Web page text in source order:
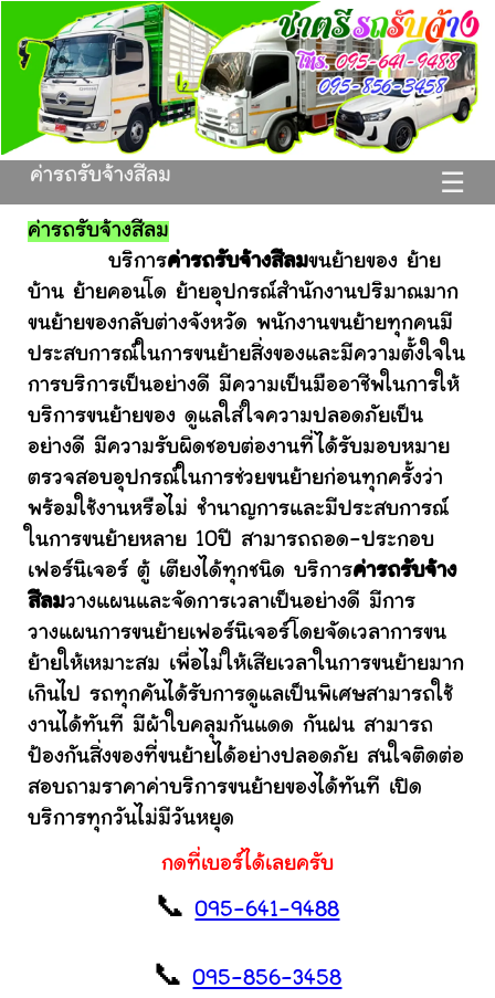
☰
ค่ารถรับจ้างสีลม
ค่ารถรับจ้างสีลม
บริการค่ารถรับจ้างสีลมขนย้ายของ ย้าย
บ้าน ย้ายคอนโด ย้ายอุปกรณ์สำนักงานปริมาณมาก
ขนย้ายของกลับต่างจังหวัด พนักงานขนย้ายทุกคนมี
ประสบการณ์ในการขนย้ายสิ่งของและมีความตั้งใจใน
การบริการเป็นอย่างดี มีความเป็นมืออาชีพในการให้
บริการขนย้ายของ ดูแลใส่ใจความปลอดภัยเป็น
อย่างดี มีความรับผิดชอบต่องานที่ได้รับมอบหมาย
ตรวจสอบอุปกรณ์ในการช่วยขนย้ายก่อนทุกครั้งว่า
พร้อมใช้งานหรือไม่ ชำนาญการและมีประสบการณ์
ในการขนย้ายหลาย 10ปี สามารถถอด-ประกอบ
เฟอร์นิเจอร์ ตู้ เตียงได้ทุกชนิด บริการค่ารถรับจ้าง
สีลมวางแผนและจัดการเวลาเป็นอย่างดี มีการ
วางแผนการขนย้ายเฟอร์นิเจอร์โดยจัดเวลาการขน
ย้ายให้เหมาะสม เพื่อไม่ให้เสียเวลาในการขนย้ายมาก
เกินไป รถทุกคันได้รับการดูแลเป็นพิเศษสามารถใช้
งานได้ทันที มีผ้าใบคลุมกันแดด กันฝน สามารถ
ป้องกันสิ่งของที่ขนย้ายได้อย่างปลอดภัย สนใจติดต่อ
สอบถามราคาค่าบริการขนย้ายของได้ทันที เปิด
บริการทุกวันไม่มีวันหยุด
กดที่เบอร์ได้เลยครับ
📞095-641-9488
📞095-856-3458